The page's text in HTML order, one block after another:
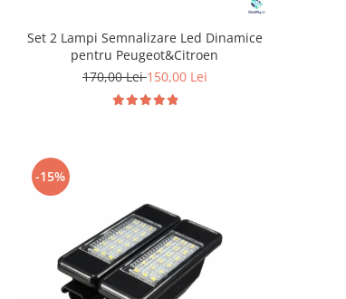
Set 2 Lampi Semnalizare Led Dinamice
pentru Peugeot&Citroen
170,00 Lei150,00 Lei
-15%